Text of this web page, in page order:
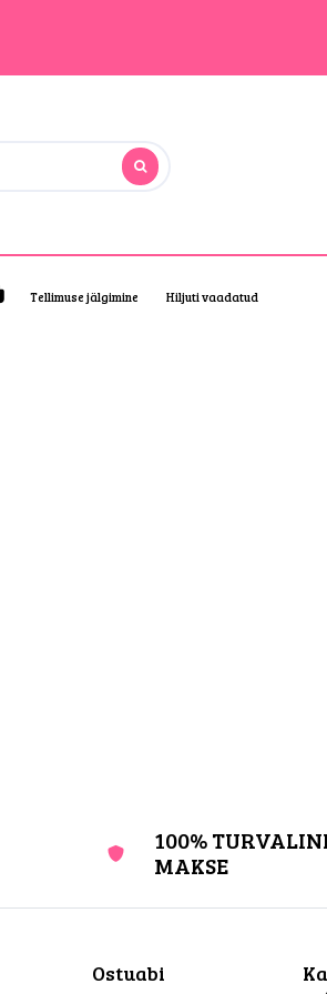
Tellimuse jälgimine Hiljuti vaadatud
100%
MAKSE
Ostuabi